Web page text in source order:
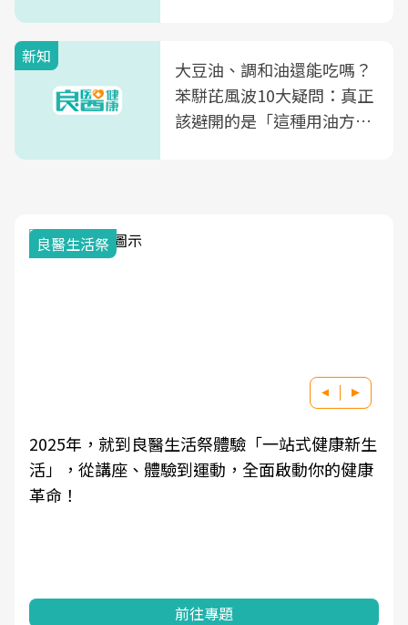
新知
大豆油、調和油還能吃嗎？
苯駢芘風波10大疑問：真正
該避開的是「這種用油方
良醫生活祭
2025年，就到良醫生活祭體驗「一站式健康新生
活」，從講座、體驗到運動，全面啟動你的健康
革命！
前往專題